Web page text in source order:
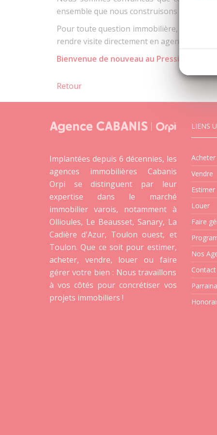
ensemble que nous construisons une
Pour toute question immobilière, l’équipe de
rendre visite directement en agence.
Bienvenue de nouveau au Pressing de la
Retour
Implantées depuis 6 décennies, les
agences immobilières Cabanis
Orpi se distinguent par leur
expertise dans le marché
immobilier varois, notamment à
Ollioules, Le Beausset, Sanary, La
Cadière d'Azur, Toulon ouest, et
Toulon. Que ce soit pour estimer,
acheter, vendre, louer ou faire
gérer votre bien : Nous travaillons
à vos côtés pour concrétiser vos
projets immobiliers !
LIENS
Acheter
Vendre
Estimer
Louer
Faire
Nos
Contact